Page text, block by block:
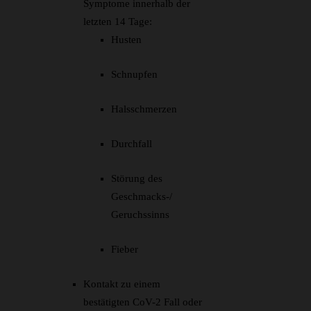
Symptome innerhalb der
letzten 14 Tage:
Husten
Schnupfen
Halsschmerzen
Durchfall
Störung des
Geschmacks-/
Geruchssinns
Fieber
Kontakt zu einem
bestätigten CoV-2 Fall oder